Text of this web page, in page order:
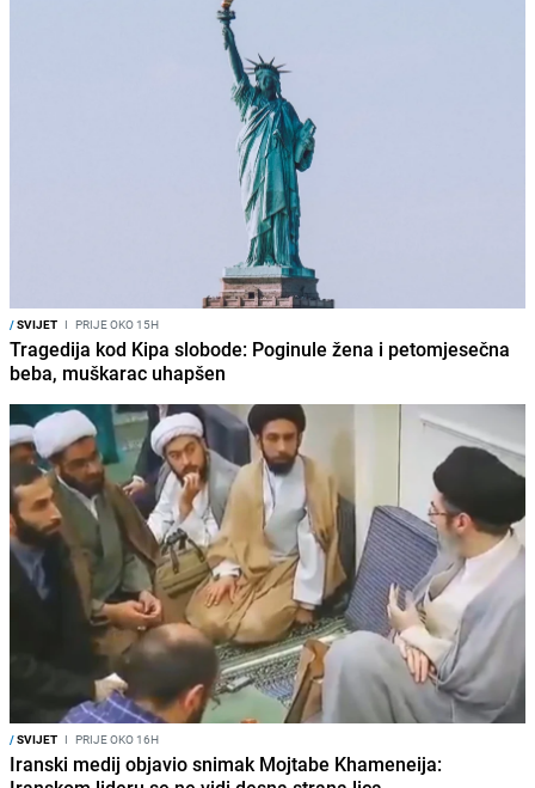
/SVIJET I PRIJE OKO 15H
Tragedija kod Kipa slobode: Poginule žena i petomjesečna
beba, muškarac uhapšen
/SVIJET I PRIJE OKO 16H
Iranski medij objavio snimak Mojtabe Khameneija: